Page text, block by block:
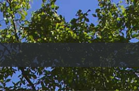
Kultur- und Pilgerverein
Suchen
Zum
Inhalt
springen